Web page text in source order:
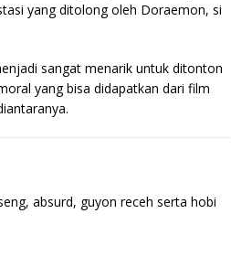
yang ditolong oleh Doraemon, si
sangat menarik untuk ditonton
yang bisa didapatkan dari film
absurd, guyon receh serta hobi